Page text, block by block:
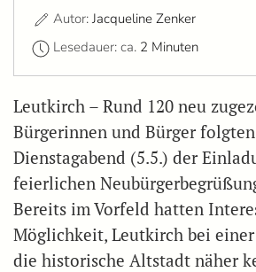
Autor: Jacqueline Zenker
Lesedauer: ca. 2 Minuten
Leutkirch – Rund 120 neu
Bürgerinnen und Bürger
Dienstagabend (5.5.) der
feierlichen
Bereits im Vorfeld hatten
Möglichkeit, Leutkirch bei
die historische Altstadt näher